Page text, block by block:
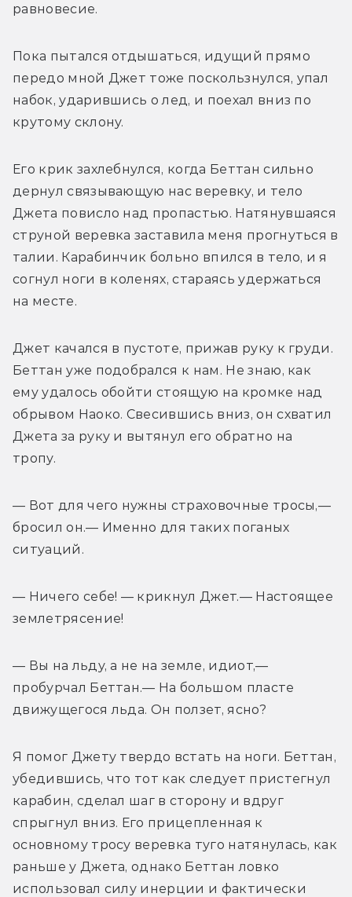
равновесие.
Пока пытался отдышаться, идущий прямо
передо мной Джет тоже поскользнулся, упал
набок, ударившись о лед, и поехал вниз по
крутому склону.
Его крик захлебнулся, когда Беттан сильно
дернул связывающую нас веревку, и тело
Джета повисло над пропастью. Натянувшаяся
струной веревка заставила меня прогнуться в
талии. Карабинчик больно впился в тело, и я
согнул ноги в коленях, стараясь удержаться
на месте.
Джет качался в пустоте, прижав руку к груди.
Беттан уже подобрался к нам. Не знаю, как
ему удалось обойти стоящую на кромке над
обрывом Наоко. Свесившись вниз, он схватил
Джета за руку и вытянул его обратно на
тропу.
— Вот для чего нужны страховочные тросы,—
бросил он.— Именно для таких поганых
ситуаций.
— Ничего себе! — крикнул Джет.— Настоящее
землетрясение!
— Вы на льду, а не на земле, идиот,—
пробурчал Беттан.— На большом пласте
движущегося льда. Он ползет, ясно?
Я помог Джету твердо встать на ноги. Беттан,
убедившись, что тот как следует пристегнул
карабин, сделал шаг в сторону и вдруг
спрыгнул вниз. Его прицепленная к
основному тросу веревка туго натянулась, как
раньше у Джета, однако Беттан ловко
использовал силу инерции и фактически